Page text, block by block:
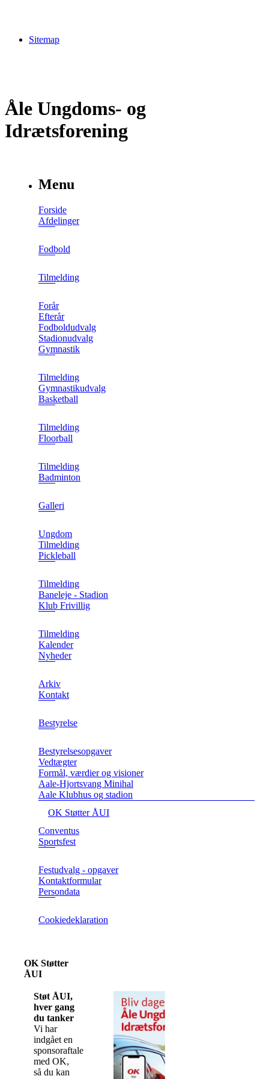
Sitemap
Åle Ungdoms- og
Idrætsforening
Menu
Forside
Afdelinger
Fodbold
Tilmelding
Forår
Efterår
Fodboldudvalg
Stadionudvalg
Gymnastik
Tilmelding
Gymnastikudvalg
Basketball
Tilmelding
Floorball
Tilmelding
Badminton
Galleri
Ungdom
Tilmelding
Pickleball
Tilmelding
Baneleje - Stadion
Klub Frivillig
Tilmelding
Kalender
Nyheder
Arkiv
Kontakt
Bestyrelse
Bestyrelsesopgaver
Vedtægter
Formål, værdier og visioner
Aale-Hjortsvang Minihal
Aale Klubhus og stadion
OK Støtter ÅUI
Conventus
Sportsfest
Festudvalg - opgaver
Kontaktformular
Persondata
Cookiedeklaration
OK Støtter
ÅUI
Støt ÅUI,
hver gang
du tanker
Vi har
indgået en
sponsoraftale
med OK,
så du kan